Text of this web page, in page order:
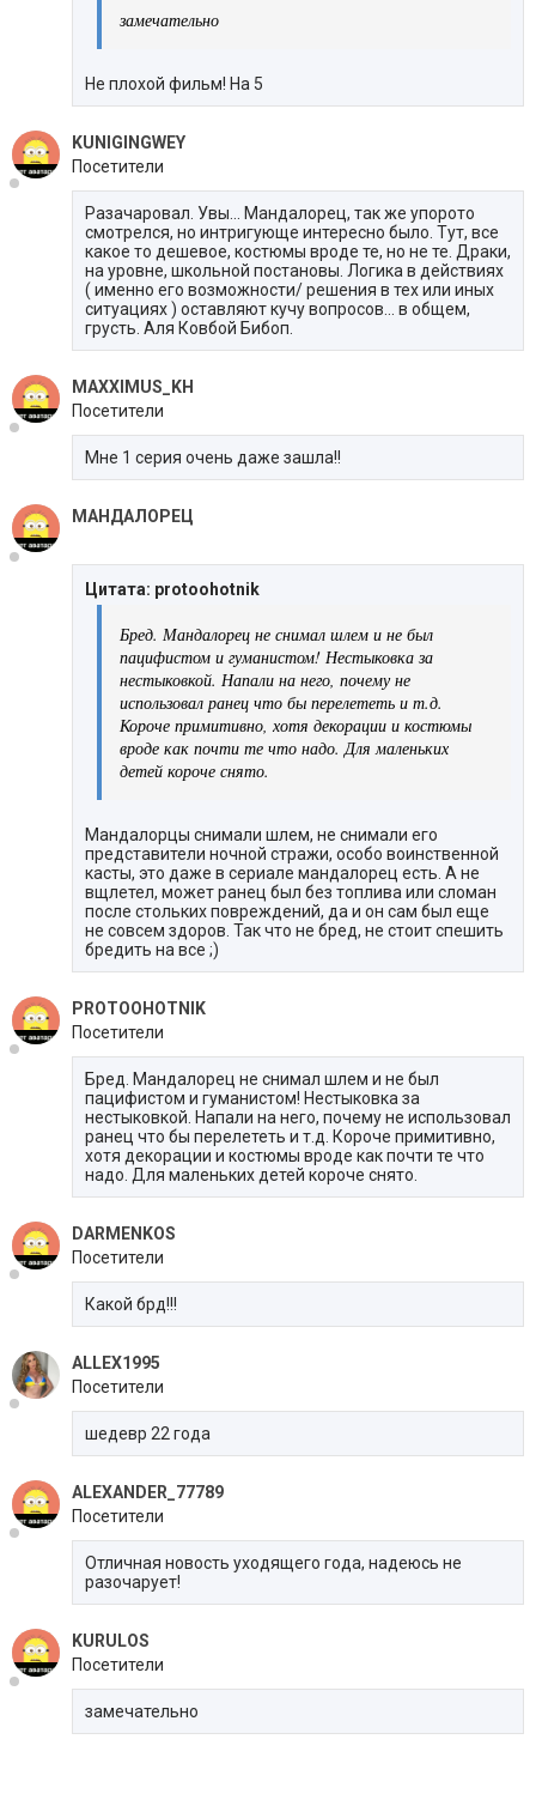
замечательно
Не плохой фильм! На 5
KUNIGINGWEY
Посетители
Разачаровал. Увы... Мандалорец, так же упорото
смотрелся, но интригующе интересно было. Тут, все
какое то дешевое, костюмы вроде те, но не те. Драки,
на уровне, школьной постановы. Логика в действиях
( именно его возможности/ решения в тех или иных
ситуациях ) оставляют кучу вопросов... в общем,
грусть. Аля Ковбой Бибоп.
MAXXIMUS_KH
Посетители
Мне 1 серия очень даже зашла!!
МАНДАЛОРЕЦ
Цитата: protoohotnik
Бред. Мандалорец не снимал шлем и не был
пацифистом и гуманистом! Нестыковка за
нестыковкой. Напали на него, почему не
использовал ранец что бы перелететь и т.д.
Короче примитивно, хотя декорации и костюмы
вроде как почти те что надо. Для маленьких
детей короче снято.
Мандалорцы снимали шлем, не снимали его
представители ночной стражи, особо воинственной
касты, это даже в сериале мандалорец есть. А не
вщлетел, может ранец был без топлива или сломан
после стольких повреждений, да и он сам был еще
не совсем здоров. Так что не бред, не стоит спешить
бредить на все ;)
PROTOOHOTNIK
Посетители
Бред. Мандалорец не снимал шлем и не был
пацифистом и гуманистом! Нестыковка за
нестыковкой. Напали на него, почему не использовал
ранец что бы перелететь и т.д. Короче примитивно,
хотя декорации и костюмы вроде как почти те что
надо. Для маленьких детей короче снято.
DARMENKOS
Посетители
Какой брд!!!
ALLEX1995
Посетители
шедевр 22 года
ALEXANDER_77789
Посетители
Отличная новость уходящего года, надеюсь не
разочарует!
KURULOS
Посетители
замечательно